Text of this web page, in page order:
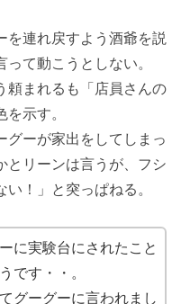
を連れ戻すよう酒爺を説
て動こうとしない。
頼まれるも「店員さんの
示す。
グーが家出をしてしまっ
とリーンは言うが、フシ
！」と突っぱねる。
に実験台にされたこと
です・・。
グーグーに言われまし